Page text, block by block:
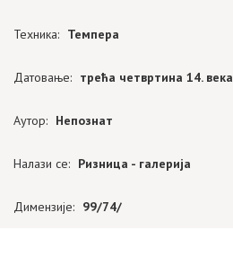
Техника: Темпера
Датовање: трећа четвртина 14. века
Аутор: Непознат
Налази се: Ризница - галерија
Димензије: 99/74/